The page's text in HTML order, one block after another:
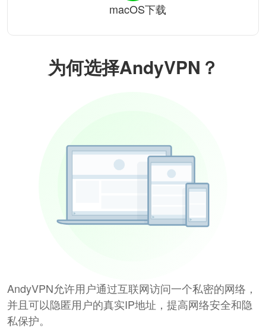
为何选择AndyVPN？
AndyVPN允许用户通过互联网访问一个私密的网络，
并且可以隐匿用户的真实IP地址，提高网络安全和隐
私保护。
macOS下载